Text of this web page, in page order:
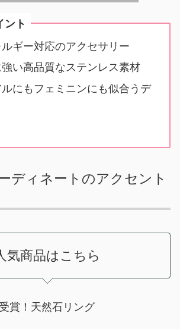
ント
ギー対応のアクセサリー
い高品質なステンレス素材
にもフェミニンにも似合うデ
ディネートのアクセント
気商品はこちら
賞！天然石リング